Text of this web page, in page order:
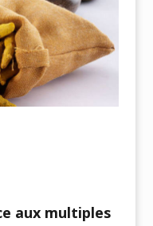
aux multiples